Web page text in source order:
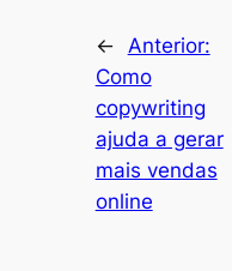
← Anterior:
Como
copywriting
ajuda a gerar
mais vendas
online